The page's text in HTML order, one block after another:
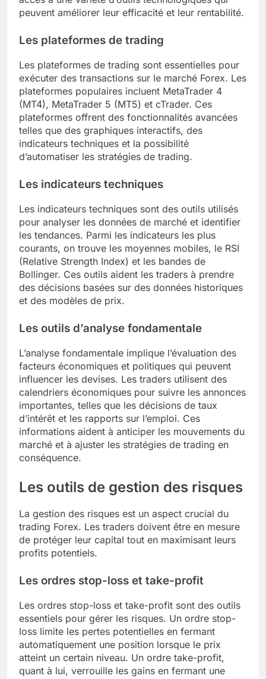
peuvent améliorer leur efficacité et leur rentabilité.
Les plateformes de trading
Les plateformes de trading sont essentielles pour
exécuter des transactions sur le marché Forex. Les
plateformes populaires incluent MetaTrader 4
(MT4), MetaTrader 5 (MT5) et cTrader. Ces
plateformes offrent des fonctionnalités avancées
telles que des graphiques interactifs, des
indicateurs techniques et la possibilité
d’automatiser les stratégies de trading.
Les indicateurs techniques
Les indicateurs techniques sont des outils utilisés
pour analyser les données de marché et identifier
les tendances. Parmi les indicateurs les plus
courants, on trouve les moyennes mobiles, le RSI
(Relative Strength Index) et les bandes de
Bollinger. Ces outils aident les traders à prendre
des décisions basées sur des données historiques
et des modèles de prix.
Les outils d’analyse fondamentale
L’analyse fondamentale implique l’évaluation des
facteurs économiques et politiques qui peuvent
influencer les devises. Les traders utilisent des
calendriers économiques pour suivre les annonces
importantes, telles que les décisions de taux
d’intérêt et les rapports sur l’emploi. Ces
informations aident à anticiper les mouvements du
marché et à ajuster les stratégies de trading en
conséquence.
Les outils de gestion des risques
La gestion des risques est un aspect crucial du
trading Forex. Les traders doivent être en mesure
de protéger leur capital tout en maximisant leurs
profits potentiels.
Les ordres stop-loss et take-profit
Les ordres stop-loss et take-profit sont des outils
essentiels pour gérer les risques. Un ordre stop-
loss limite les pertes potentielles en fermant
automatiquement une position lorsque le prix
atteint un certain niveau. Un ordre take-profit,
quant à lui, verrouille les gains en fermant une